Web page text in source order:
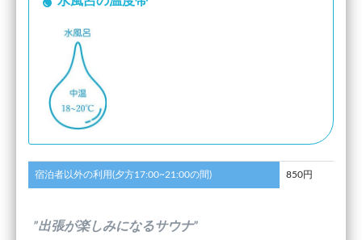
宿泊者以外の利用(夕方17:00~21:00の間) 850円
”出張が楽しみになるサウナ”